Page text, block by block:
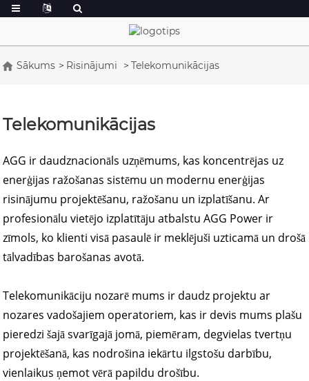
Sākums Risinājumi Telekomunikācijas
Telekomunikācijas
AGG ir daudznacionāls uzņēmums, kas koncentrējas uz
enerģijas ražošanas sistēmu un modernu enerģijas
risinājumu projektēšanu, ražošanu un izplatīšanu. Ar
profesionālu vietējo izplatītāju atbalstu AGG Power ir
zīmols, ko klienti visā pasaulē ir meklējuši uzticamā un drošā
tālvadības barošanas avotā.
Telekomunikāciju nozarē mums ir daudz projektu ar
nozares vadošajiem operatoriem, kas ir devis mums plašu
pieredzi šajā svarīgajā jomā, piemēram, degvielas tvertņu
projektēšanā, kas nodrošina iekārtu ilgstošu darbību,
vienlaikus ņemot vērā papildu drošību.